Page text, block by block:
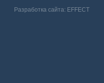
Разработка сайта: EFFECT